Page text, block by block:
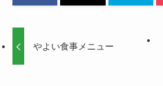
やよい食事メニュー